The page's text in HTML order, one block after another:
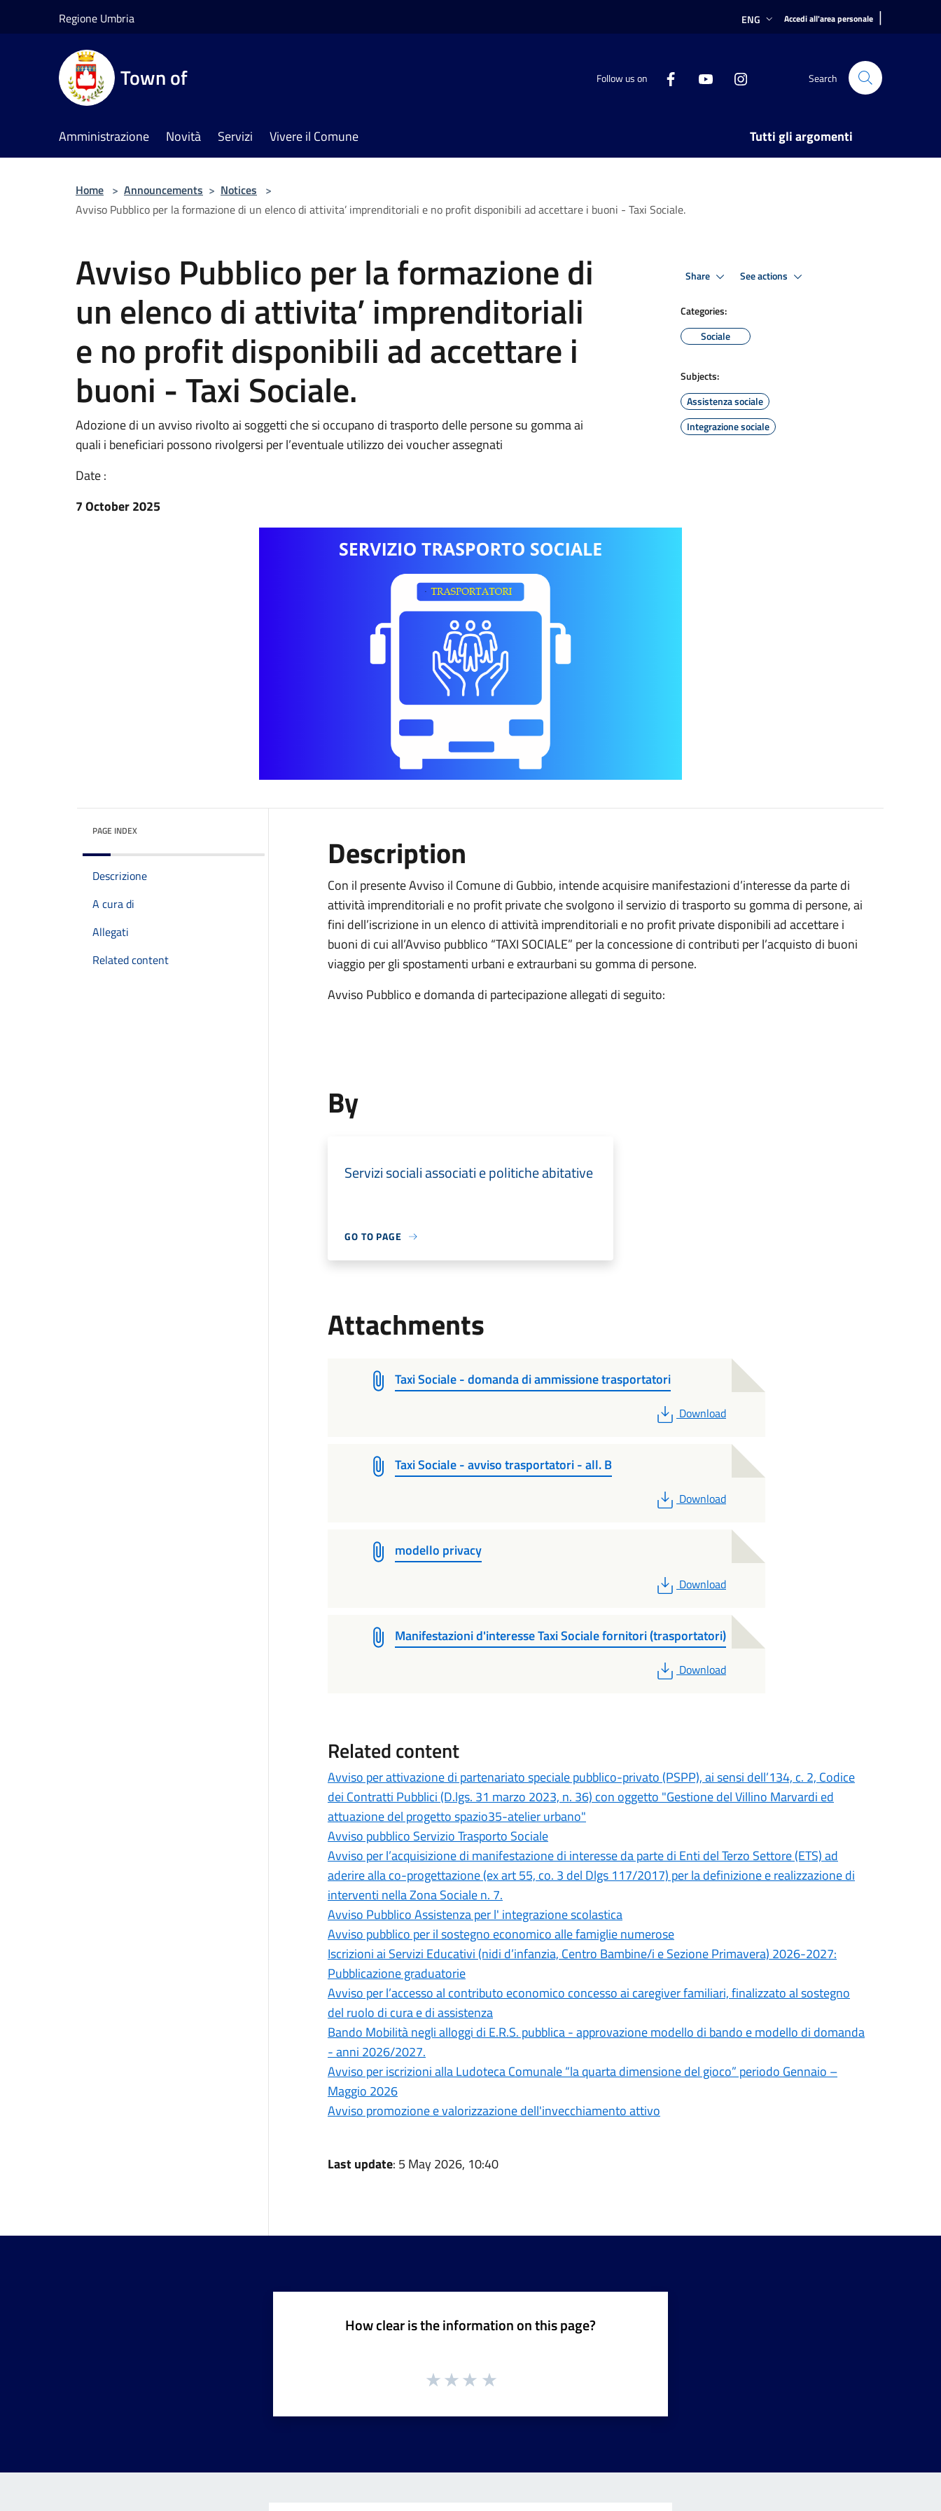
Regione Umbria ENG Accedi all'area personale |
Town of Follow us on Search
Amministrazione Novità Servizi Vivere il Comune Tutti gli argomenti
Home > Announcements > Notices >
Avviso Pubblico per la formazione di un elenco di attivita’ imprenditoriali e no profit disponibili ad accettare i buoni - Taxi Sociale.
Avviso Pubblico per la formazione di
un elenco di attivita’ imprenditoriali
e no profit disponibili ad accettare i
buoni - Taxi Sociale.
Adozione di un avviso rivolto ai soggetti che si occupano di trasporto delle persone su gomma ai
quali i beneficiari possono rivolgersi per l’eventuale utilizzo dei voucher assegnati
Date :
7 October 2025
Share See actions
Categories:
Sociale
Subjects:
Assistenza sociale
Integrazione sociale
PAGE INDEX
Descrizione
A cura di
Allegati
Related content
Description
Con il presente Avviso il Comune di Gubbio, intende acquisire manifestazioni d’interesse da parte di
attività imprenditoriali e no profit private che svolgono il servizio di trasporto su gomma di persone, ai
fini dell’iscrizione in un elenco di attività imprenditoriali e no profit private disponibili ad accettare i
buoni di cui all’Avviso pubblico “TAXI SOCIALE” per la concessione di contributi per l’acquisto di buoni
viaggio per gli spostamenti urbani e extraurbani su gomma di persone.
Avviso Pubblico e domanda di partecipazione allegati di seguito:
By
Servizi sociali associati e politiche abitative
GO TO PAGE
Attachments
Taxi Sociale - domanda di ammissione trasportatori
PDF
Download
Taxi Sociale - avviso trasportatori - all. B
PDF
Download
modello privacy
PDF
Download
Manifestazioni d'interesse Taxi Sociale fornitori (trasportatori)
PDF
Download
Related content
Avviso per attivazione di partenariato speciale pubblico-privato (PSPP), ai sensi dell’134, c. 2, Codice
dei Contratti Pubblici (D.lgs. 31 marzo 2023, n. 36) con oggetto "Gestione del Villino Marvardi ed
attuazione del progetto spazio35-atelier urbano"
Avviso pubblico Servizio Trasporto Sociale
Avviso per l’acquisizione di manifestazione di interesse da parte di Enti del Terzo Settore (ETS) ad
aderire alla co-progettazione (ex art 55, co. 3 del Dlgs 117/2017) per la definizione e realizzazione di
interventi nella Zona Sociale n. 7.
Avviso Pubblico Assistenza per l' integrazione scolastica
Avviso pubblico per il sostegno economico alle famiglie numerose
Iscrizioni ai Servizi Educativi (nidi d’infanzia, Centro Bambine/i e Sezione Primavera) 2026-2027:
Pubblicazione graduatorie
Avviso per l’accesso al contributo economico concesso ai caregiver familiari, finalizzato al sostegno
del ruolo di cura e di assistenza
Bando Mobilità negli alloggi di E.R.S. pubblica - approvazione modello di bando e modello di domanda
- anni 2026/2027.
Avviso per iscrizioni alla Ludoteca Comunale “la quarta dimensione del gioco” periodo Gennaio –
Maggio 2026
Avviso promozione e valorizzazione dell'invecchiamento attivo
Last update: 5 May 2026, 10:40
How clear is the information on this page?